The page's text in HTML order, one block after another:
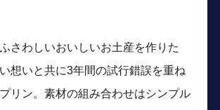
さわしいおいしいお土産を作りた
想いと共に3年間の試行錯誤を重ね
リン。素材の組み合わせはシンプル